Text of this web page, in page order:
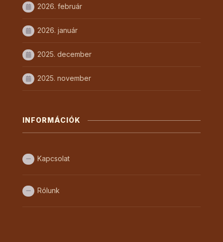
2026. február
2026. január
2025. december
2025. november
INFORMÁCIÓK
Kapcsolat
Rólunk